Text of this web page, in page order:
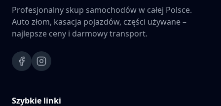
Profesjonalny skup samochodów w całej Polsce.
Auto złom, kasacja pojazdów, części używane –
najlepsze ceny i darmowy transport.
Szybkie linki